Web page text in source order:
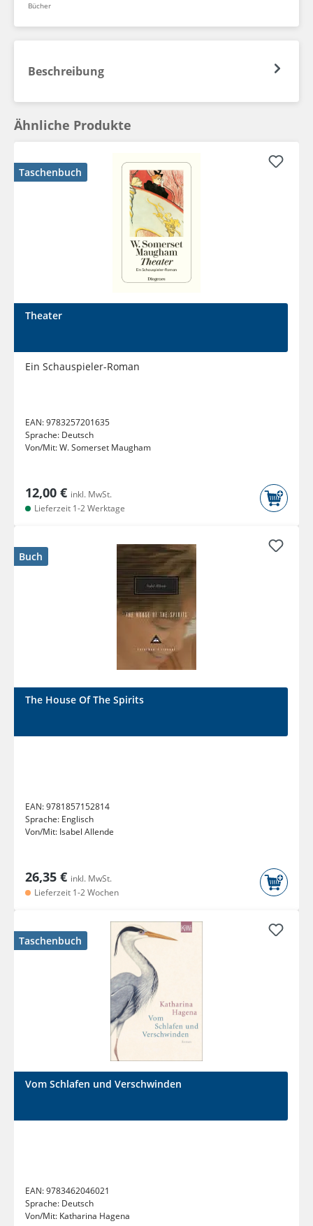
Bücher
Beschreibung
Ähnliche Produkte
Taschenbuch
Theater
Ein Schauspieler-Roman
EAN:9783257201635
Sprache: Deutsch
Von/Mit:W. Somerset Maugham
12,00 € inkl. MwSt.
Lieferzeit 1-2 Werktage
Buch
The House Of The Spirits
EAN:9781857152814
Sprache: Englisch
Von/Mit: Isabel Allende
26,35 € inkl. MwSt.
Lieferzeit 1-2 Wochen
Taschenbuch
Vom Schlafen und Verschwinden
EAN:9783462046021
Sprache: Deutsch
Von/Mit: Katharina Hagena